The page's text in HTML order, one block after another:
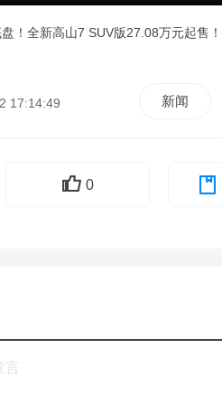
！全新高山7 SUV版27.08万元起售！
17:14:49 新闻
0